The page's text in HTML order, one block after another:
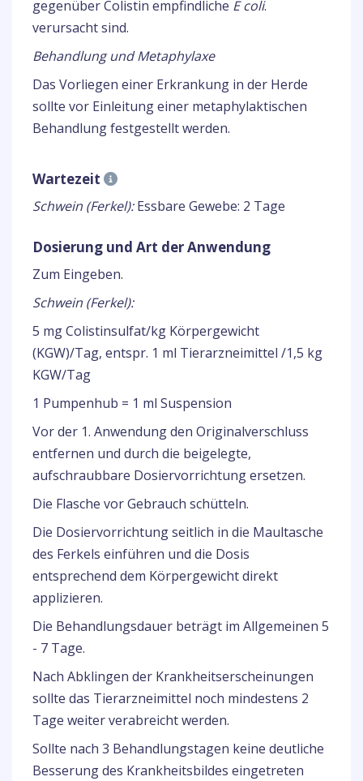
gegenüber Colistin empfindliche E coli.
verursacht sind.
Behandlung und Metaphylaxe
Das Vorliegen einer Erkrankung in der Herde
sollte vor Einleitung einer metaphylaktischen
Behandlung festgestellt werden.
Wartezeit
Schwein (Ferkel):Essbare Gewebe: 2 Tage
Dosierung und Art der Anwendung
Zum Eingeben.
Schwein (Ferkel):
5 mg Colistinsulfat/kg Körpergewicht
(KGW)/Tag, entspr. 1 ml Tierarzneimittel /1,5 kg
KGW/Tag
1 Pumpenhub = 1 ml Suspension
Vor der 1. Anwendung den Originalverschluss
entfernen und durch die beigelegte,
aufschraubbare Dosiervorrichtung ersetzen.
Die Flasche vor Gebrauch schütteln.
Die Dosiervorrichtung seitlich in die Maultasche
des Ferkels einführen und die Dosis
entsprechend dem Körpergewicht direkt
applizieren.
Die Behandlungsdauer beträgt im Allgemeinen 5
- 7 Tage.
Nach Abklingen der Krankheitserscheinungen
sollte das Tierarzneimittel noch mindestens 2
Tage weiter verabreicht werden.
Sollte nach 3 Behandlungstagen keine deutliche
Besserung des Krankheitsbildes eingetreten